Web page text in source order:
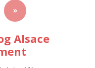
»
Alsace